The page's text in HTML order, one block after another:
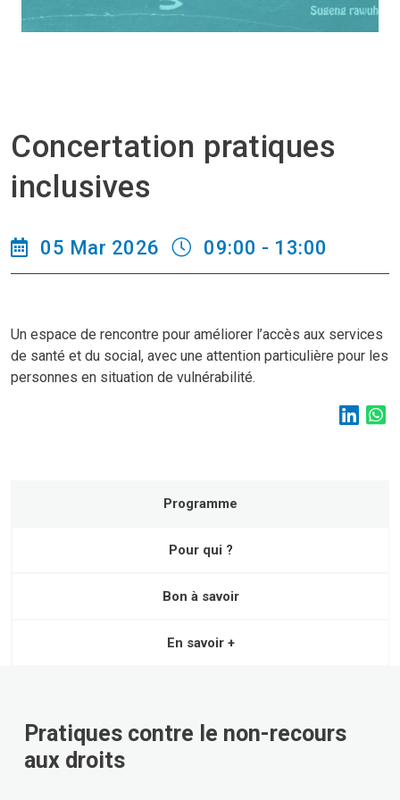
Concertation pratiques
inclusives
05 Mar 2026 09:00 - 13:00
Un espace de rencontre pour améliorer l’accès aux services
de santé et du social, avec une attention particulière pour les
personnes en situation de vulnérabilité.
Programme
Pour qui ?
Bon à savoir
En savoir +
Pratiques contre le non-recours
aux droits